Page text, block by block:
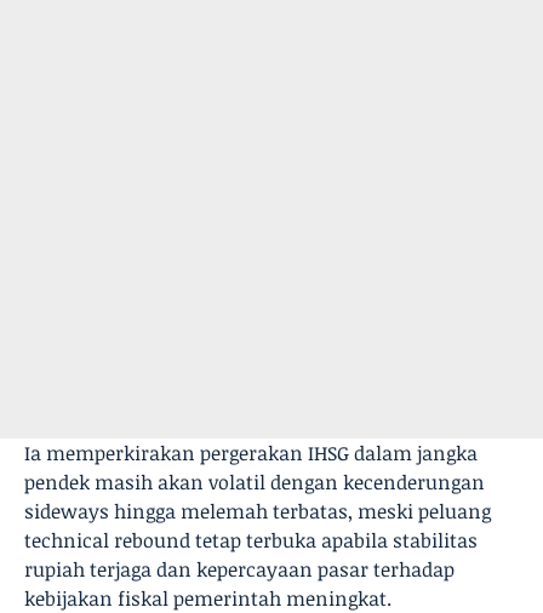
Ia memperkirakan pergerakan IHSG dalam jangka
pendek masih akan volatil dengan kecenderungan
sideways hingga melemah terbatas, meski peluang
technical rebound tetap terbuka apabila stabilitas
rupiah terjaga dan kepercayaan pasar terhadap
kebijakan fiskal pemerintah meningkat.